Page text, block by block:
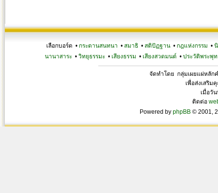
เลือกบอร์ด • กระดานสนทนา • สมาธิ • สติปัฏฐาน • กฎแห่งกรรม •
นานาสาระ• วิทยุธรรมะ• เสียงธรรม • เสียงสวดมนต์ • ประวัติพระพุท
จัดทำโดย กลุ่มเผยแผ่หลัก
เพื่อส่งเสริม
เมื่อวั
ติดต่อ
Powered by phpBB © 2001,